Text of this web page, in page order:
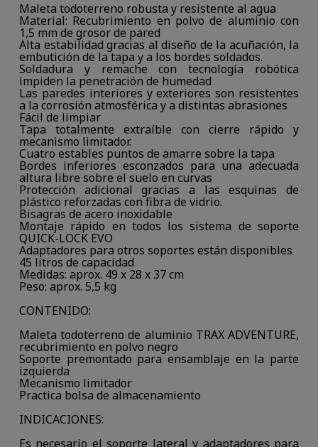
Maleta todoterreno robusta y resistente al agua
Material: Recubrimiento en polvo de aluminio con
1,5 mm de grosor de pared
Alta estabilidad gracias al diseño de la acuñación, la
embutición de la tapa y a los bordes soldados.
Soldadura y remache con tecnología robótica
impiden la penetración de humedad
Las paredes interiores y exteriores son resistentes
a la corrosión atmosférica y a distintas abrasiones
Fácil de limpiar
Tapa totalmente extraíble con cierre rápido y
mecanismo limitador.
Cuatro estables puntos de amarre sobre la tapa
Bordes inferiores esconzados para una adecuada
altura libre sobre el suelo en curvas
Protección adicional gracias a las esquinas de
plástico reforzadas con fibra de vidrio.
Bisagras de acero inoxidable
Montaje rápido en todos los sistema de soporte
QUICK-LOCK EVO
Adaptadores para otros soportes están disponibles
45 litros de capacidad
Medidas: aprox. 49 x 28 x 37 cm
Peso: aprox. 5,5 kg
CONTENIDO:
Maleta todoterreno de aluminio TRAX ADVENTURE,
recubrimiento en polvo negro
Soporte premontado para ensamblaje en la parte
izquierda
Mecanismo limitador
Practica bolsa de almacenamiento
INDICACIONES:
Es necesario el soporte lateral y adaptadores para